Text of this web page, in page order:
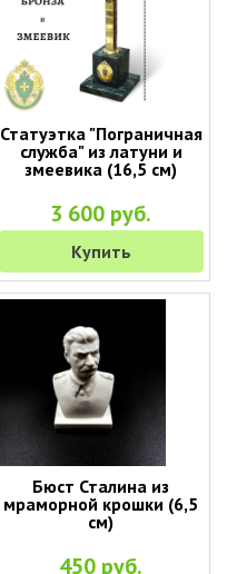
Статуэтка "Пограничная
служба" из латуни и
змеевика (16,5 см)
3 600 руб.
Купить
Бюст Сталина из
мраморной крошки (6,5
см)
450 руб.